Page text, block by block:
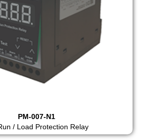
PM-007-N1
/ Load Protection Relay